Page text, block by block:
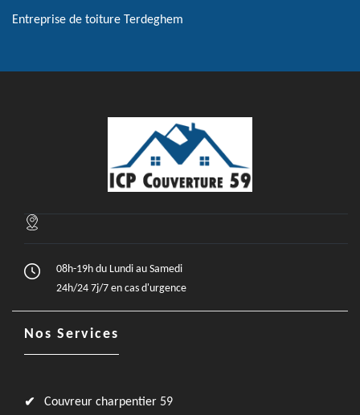
Entreprise de toiture Terdeghem
08h-19h du Lundi au Samedi
24h/24 7j/7 en cas d'urgence
Nos Services
Couvreur charpentier 59